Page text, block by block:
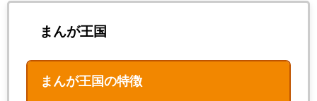
まんが王国
まんが王国の特徴